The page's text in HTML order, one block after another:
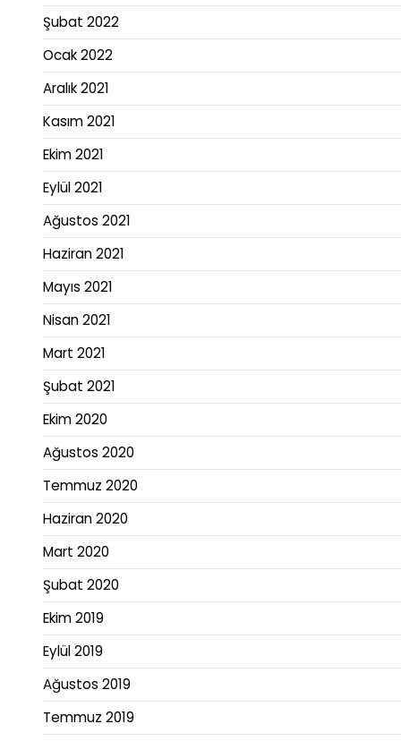
Şubat 2022
Ocak 2022
Aralık 2021
Kasım 2021
Ekim 2021
Eylül 2021
Ağustos 2021
Haziran 2021
Mayıs 2021
Nisan 2021
Mart 2021
Şubat 2021
Ekim 2020
Ağustos 2020
Temmuz 2020
Haziran 2020
Mart 2020
Şubat 2020
Ekim 2019
Eylül 2019
Ağustos 2019
Temmuz 2019